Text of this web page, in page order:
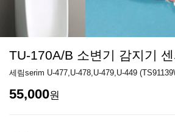
TU-170A/B 소변기 감지기
세림serim U-477,U-478,U-479,U-449
55,000원